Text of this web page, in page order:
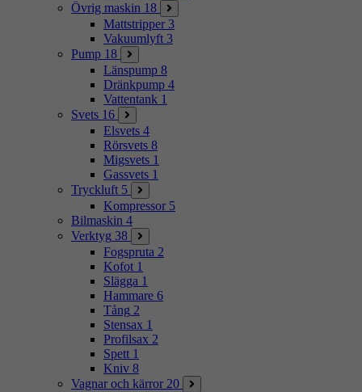
Övrig maskin 18
Mattstripper 3
Vakuumlyft 3
Pump 18
Länspump 8
Dränkpump 4
Vattentank 1
Svets 16
Elsvets 4
Rörsvets 8
Migsvets 1
Gassvets 1
Tryckluft 5
Kompressor 5
Bilmaskin 4
Verktyg 38
Fogspruta 2
Kofot 1
Slägga 1
Hammare 6
Tång 2
Stensax 1
Profilsax 2
Spett 1
Kniv 8
Vagnar och kärror 20